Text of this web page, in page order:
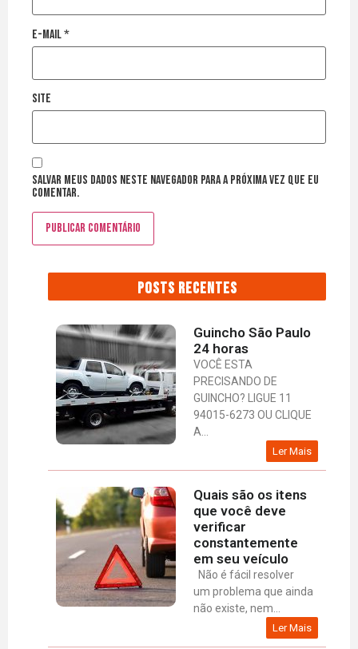
E-mail*
Site
Salvar meus dados neste navegador para a próxima vez que eu
comentar.
POSTS RECENTES
Guincho São Paulo
24 horas
VOCÊ ESTA
PRECISANDO DE
GUINCHO? LIGUE 11
94015-6273 OU CLIQUE
A...
Ler Mais
Quais são os itens
que você deve
verificar
constantemente
em seu veículo
Não é fácil resolver
um problema que ainda
não existe, nem...
Ler Mais